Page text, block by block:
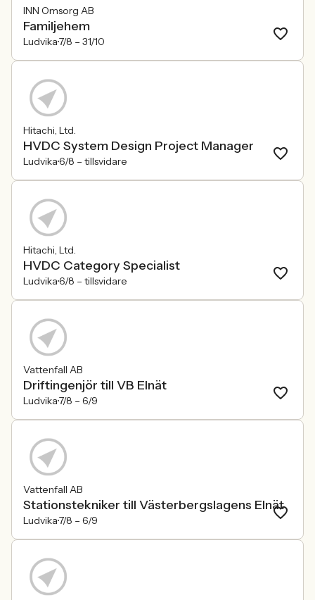
INN Omsorg AB
Familjehem
Ludvika7/8 – 31/10
Hitachi, Ltd.
HVDC System Design Project Manager
Ludvika6/8 – tillsvidare
Hitachi, Ltd.
HVDC Category Specialist
Ludvika6/8 – tillsvidare
Vattenfall AB
Driftingenjör till VB Elnät
Ludvika7/8 – 6/9
Vattenfall AB
Stationstekniker till Västerbergslagens Elnät
Ludvika7/8 – 6/9